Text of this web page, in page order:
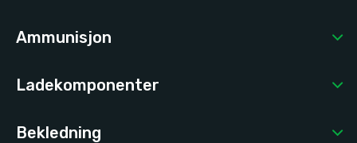
Ammunisjon
Ladekomponenter
Bekledning